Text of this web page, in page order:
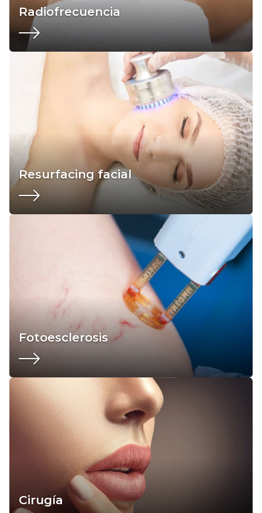
Resurfacing facial
Fotoesclerosis
Cirugía